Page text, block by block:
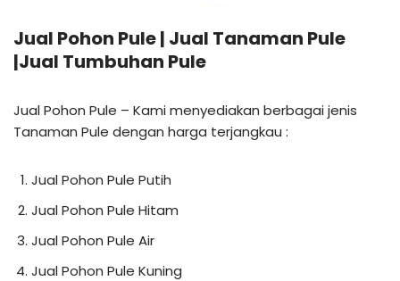
Jual Pohon Pule | Jual Tanaman Pule
|Jual Tumbuhan Pule
Jual Pohon Pule – Kami menyediakan berbagai jenis
Tanaman Pule dengan harga terjangkau :
Jual Pohon Pule Putih
Jual Pohon Pule Hitam
Jual Pohon Pule Air
Jual Pohon Pule Kuning